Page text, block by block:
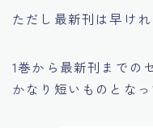
ただし最新刊は早け
1巻から最新刊までの
かなり短いものとなっ